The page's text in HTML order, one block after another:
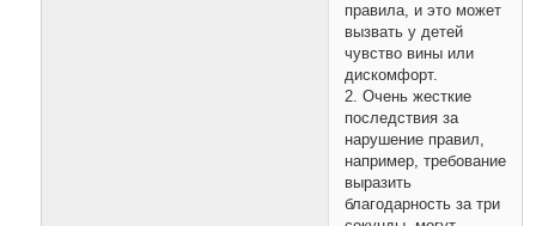
правила, и это может
вызвать у детей
чувство вины или
дискомфорт.
2. Очень жесткие
последствия за
нарушение правил,
например, требование
выразить
благодарность за три